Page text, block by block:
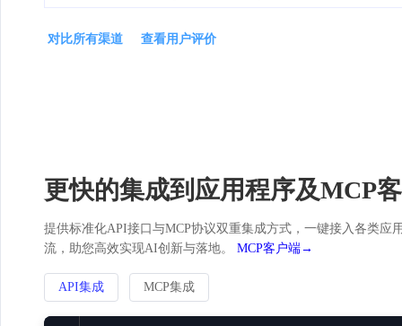
对比所有渠道 查看用户评价
更快的集成到应用程序及MCP
提供标准化API接口与MCP协议双重集成方式，一键接入各类
流，助您高效实现AI创新与落地。 MCP客户端→
API集成 MCP集成